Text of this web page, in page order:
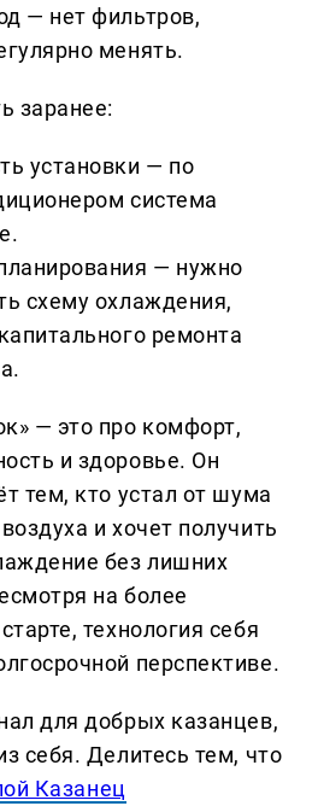
— нет фильтров,
менять.
заранее:
установки — по
система
— нужно
схему охлаждения,
ремонта
— это про комфорт,
и здоровье. Он
тем, кто устал от шума
и хочет получить
без лишних
на более
технология себя
перспективе.
для добрых казанцев,
себя. Делитеcь тем, что
Казанец